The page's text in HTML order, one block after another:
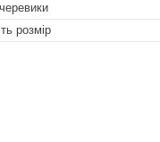
розмір